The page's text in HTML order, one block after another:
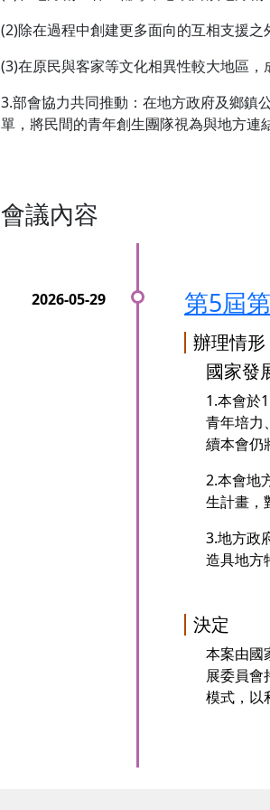
(2)除在過程中創建更多面向的互相支援
(3)在原民與客家等文化相異性較大地區
3.部會協力共同推動：在地方政府及鄉鎮
單，將民間的青年創生團隊視為與地方
會議內容
第5屆
辦理情形
國家發
1.本會於
青年培力
續本會仍
2.本會地
生計畫，
3.地方政
造具地方
決定
本案由國
展委員會
模式，以